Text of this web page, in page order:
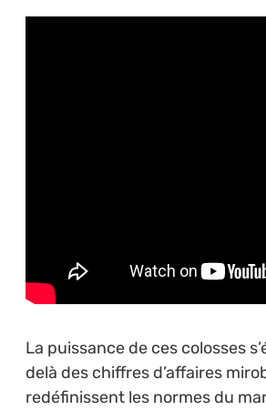
La puissance de ces colosses
delà des chiffres d’affaires
redéfinissent les normes du